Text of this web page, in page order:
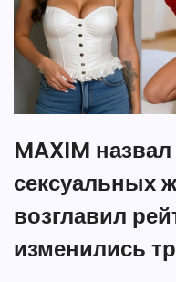
MAXIM
сексуальных
возглавил
изменились